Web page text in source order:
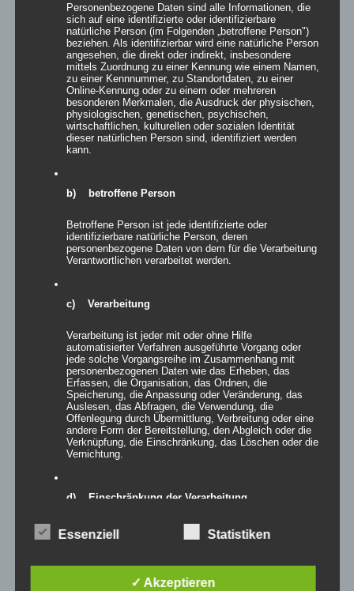
Inflatables G-WALL
Details
Inflatables CUBE WALL
Personenbezogene Daten sind alle Informationen, die
sich auf eine identifizierte oder identifizierbare
natürliche Person (im Folgenden „betroffene Person")
beziehen. Als identifizierbar wird eine natürliche Person
angesehen, die direkt oder indirekt, insbesondere
mittels Zuordnung zu einer Kennung wie einem Namen,
zu einer Kennnummer, zu Standortdaten, zu einer
Online-Kennung oder zu einem oder mehreren
besonderen Merkmalen, die Ausdruck der physischen,
physiologischen, genetischen, psychischen,
wirtschaftlichen, kulturellen oder sozialen Identität
dieser natürlichen Person sind, identifiziert werden
kann.
b) betroffene Person
Betroffene Person ist jede identifizierte oder
identifizierbare natürliche Person, deren
personenbezogene Daten von dem für die Verarbeitung
Verantwortlichen verarbeitet werden.
c) Verarbeitung
Verarbeitung ist jeder mit oder ohne Hilfe
automatisierter Verfahren ausgeführte Vorgang oder
jede solche Vorgangsreihe im Zusammenhang mit
personenbezogenen Daten wie das Erheben, das
Erfassen, die Organisation, das Ordnen, die
Speicherung, die Anpassung oder Veränderung, das
Auslesen, das Abfragen, die Verwendung, die
Offenlegung durch Übermittlung, Verbreitung oder eine
andere Form der Bereitstellung, den Abgleich oder die
Verknüpfung, die Einschränkung, das Löschen oder die
Vernichtung.
d) Einschränkung der Verarbeitung
Einschränkung der Verarbeitung ist die Markierung
gespeicherter personenbezogener Daten mit dem Ziel,
Essenziell Statistiken
✓ Akzeptieren